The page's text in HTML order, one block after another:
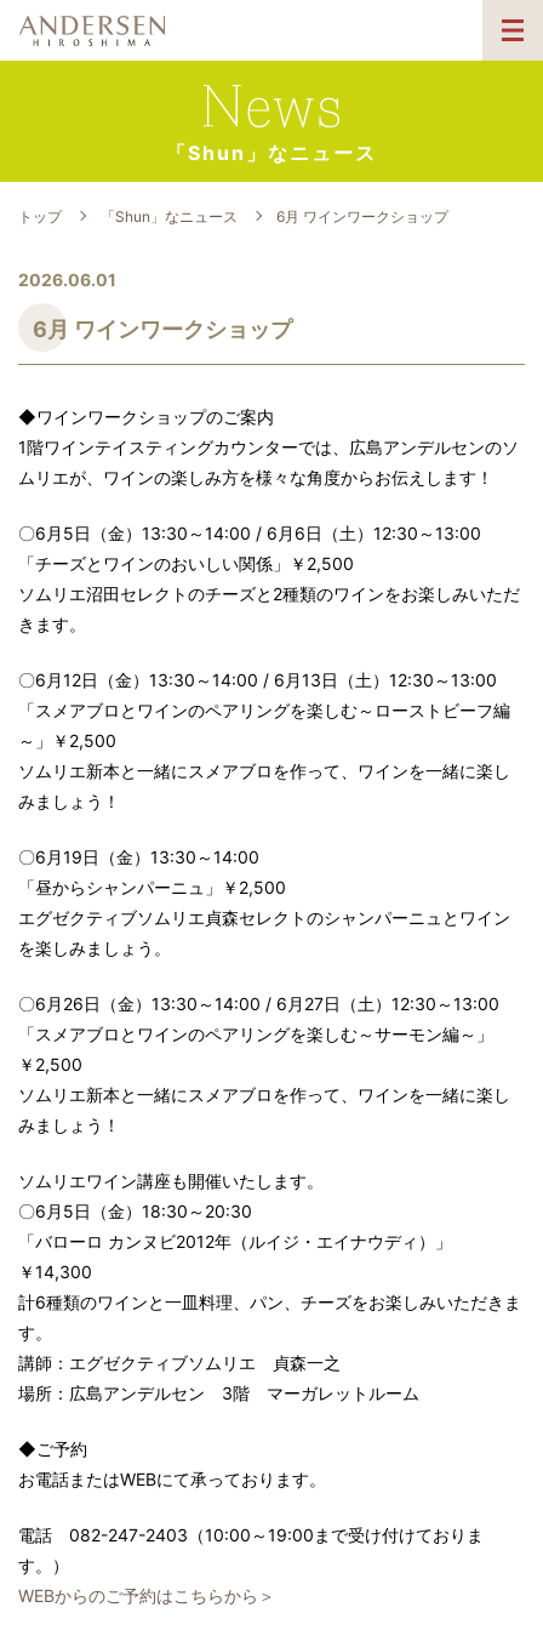
「Shun」なニュース
トップ 「Shun」なニュース 6月 ワインワークショップ
2026.06.01
6月 ワインワークショップ
◆ワインワークショップのご案内
1階ワインテイスティングカウンターでは、広島アンデルセンのソ
ムリエが、ワインの楽しみ方を様々な角度からお伝えします！
〇6月5日（金）13:30～14:00 / 6月6日（土）12:30～13:00
「チーズとワインのおいしい関係」￥2,500
ソムリエ沼田セレクトのチーズと2種類のワインをお楽しみいただ
きます。
〇6月12日（金）13:30～14:00 / 6月13日（土）12:30～13:00
「スメアブロとワインのペアリングを楽しむ～ローストビーフ編
～」￥2,500
ソムリエ新本と一緒にスメアブロを作って、ワインを一緒に楽し
みましょう！
〇6月19日（金）13:30～14:00
「昼からシャンパーニュ」￥2,500
エグゼクティブソムリエ貞森セレクトのシャンパーニュとワイン
を楽しみましょう。
〇6月26日（金）13:30～14:00 / 6月27日（土）12:30～13:00
「スメアブロとワインのペアリングを楽しむ～サーモン編～」
￥2,500
ソムリエ新本と一緒にスメアブロを作って、ワインを一緒に楽し
みましょう！
ソムリエワイン講座も開催いたします。
〇6月5日（金）18:30～20:30
「バローロ カンヌビ2012年（ルイジ・エイナウディ）」
￥14,300
計6種類のワインと一皿料理、パン、チーズをお楽しみいただきま
す。
講師：エグゼクティブソムリエ 貞森一之
場所：広島アンデルセン 3階 マーガレットルーム
◆ご予約
お電話またはWEBにて承っております。
電話 082-247-2403（10:00～19:00まで受け付けておりま
す。）
WEBからのご予約はこちらから＞